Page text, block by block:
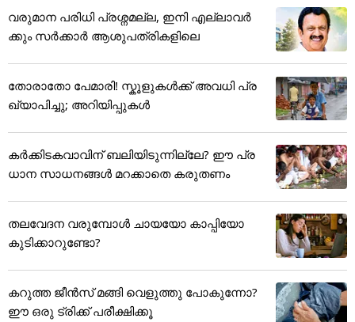
വരുമാന പരിധി പ്രശ്നമല്ല, ഇനി എല്ലാവർ
ക്കും സർക്കാർ ആശുപത്രികളിലെ
തോരാതോ പേമാരി! സ്കൂളുകൾക്ക് അവധി പ്ര
ഖ്യാപിച്ചു; അറിയിപ്പുകൾ
കർക്കിടകവാവിന് ബലിയിടുന്നില്ലേ? ഈ പ്ര
ധാന സാധനങ്ങൾ മറക്കാതെ കരുതണം
തലവേദന വരുമ്പോൾ ചായയോ കാപ്പിയോ
കുടിക്കാറുണ്ടോ?
കറുത്ത ജീൻസ് മങ്ങി വെളുത്തു പോകുന്നോ?
ഈ ഒരു ട്രിക്ക് പരീക്ഷിക്കൂ